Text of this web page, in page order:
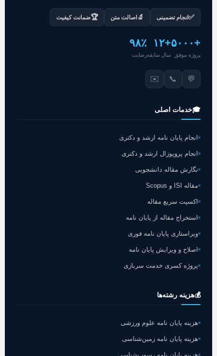
✅انجام تضمینی 🔬اصالت متن 🏆ضمانت کیفیت
+۵۰۰۰
پروژه موفق
+۱۲
سال سابقه
۹۸٪
رضایت
💬
📞
✉️
🎓خدمات اصلی
انجام پایان نامه ارشد و دکتری
انجام پروپوزال ارشد و دکتری
نگارش مقاله دانشجویی
مقاله ISI و Scopus
اکسپت سریع مقاله
استخراج مقاله از پایان نامه
ویراستاری پایان نامه فوری
اصلاح و ویرایش پایان نامه
پروژه کسری خدمت سربازی
💰هزینه رشته‌ها
هزینه پایان نامه علوم ورزشی
هزینه پایان نامه زمین‌شناسی